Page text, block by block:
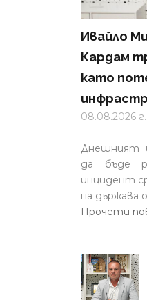
Ивайло
Кардам
като
08.08.2026 г.
Днешният
да бъде
инцидент
на държава
Прочети